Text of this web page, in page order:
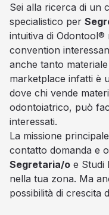
Sei alla ricerca di un
specialistico per
intuitiva di
convention
anche tanto
marketplace infatti è
dove chi vende
odontoiatrico, può
interessati.
La missione
contatto domanda e
Segretaria/o e Studi
nella tua zona. Ma
possibilità di crescita